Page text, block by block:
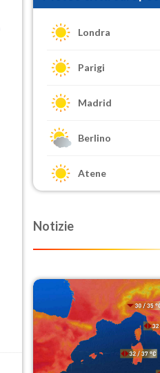
Londra
Parigi
Madrid
Berlino
Atene
Notizie